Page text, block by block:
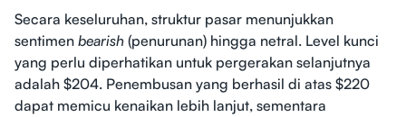
Secara keseluruhan, struktur pasar menunjukkan
sentimen bearish (penurunan) hingga netral. Level kunci
yang perlu diperhatikan untuk pergerakan selanjutnya
adalah $204. Penembusan yang berhasil di atas $220
dapat memicu kenaikan lebih lanjut, sementara